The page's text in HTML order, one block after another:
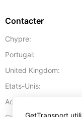
Contacter
Chypre:
Portugal:
United Kingdom:
Etats-Unis:
Adresse:
GetTransport